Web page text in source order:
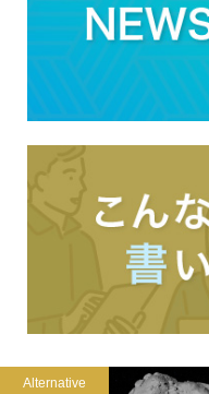
Alternative